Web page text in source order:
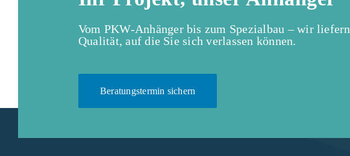
Vom PKW-Anhänger bis zum Spezialbau – wir liefern
Qualität, auf die Sie sich verlassen können.
Beratungstermin sichern